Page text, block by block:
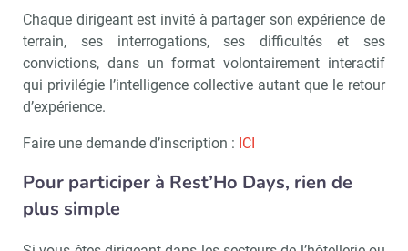
Chaque dirigeant est invité à partager son expérience de
terrain, ses interrogations, ses difficultés et ses
convictions, dans un format volontairement interactif
qui privilégie l’intelligence collective autant que le retour
d’expérience.
Faire une demande d’inscription : ICI
Pour participer à Rest’Ho Days, rien de
plus simple